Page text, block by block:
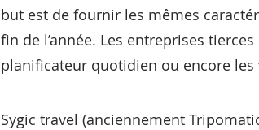
but est de fournir les mêmes
fin de l’année. Les entreprises
planificateur quotidien ou encore les
Sygic travel (anciennement